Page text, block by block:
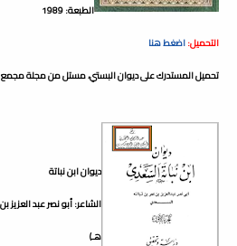
الطبعة: 1989
التحميل:اضغط هنا
تحميل المستدرك على ديوان البستي، مستل من مجلة مجمع
ديوان ابن نباتة
هـ)